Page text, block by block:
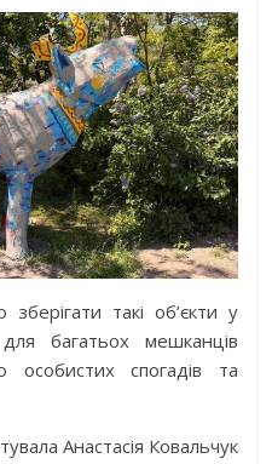
такі об’єкти у
багатьох мешканців
спогадів та
Анастасія Ковальчук